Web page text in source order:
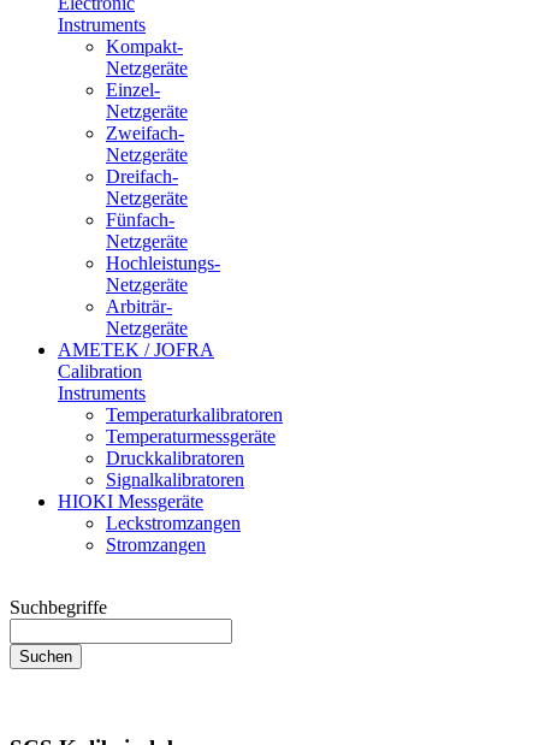
Instruments
Kompakt-
Netzgeräte
Einzel-
Netzgeräte
Zweifach-
Netzgeräte
Dreifach-
Netzgeräte
Fünfach-
Netzgeräte
Hochleistungs-
Netzgeräte
Arbiträr-
Netzgeräte
AMETEK / JOFRA
Calibration
Instruments
Temperaturkalibratoren
Temperaturmessgeräte
Druckkalibratoren
Signalkalibratoren
HIOKI Messgeräte
Leckstromzangen
Stromzangen
Suchbegriffe